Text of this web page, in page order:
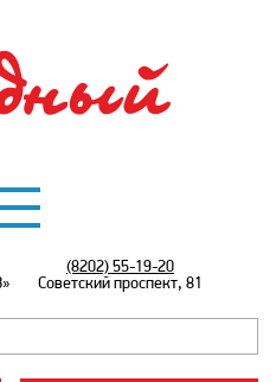
(8202) 55-19-20
Советский проспект, 81